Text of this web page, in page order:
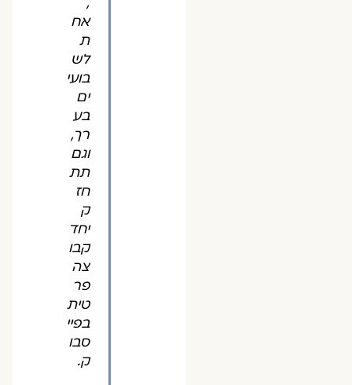
אח
ת
לש
בועי
ים
בע
רך,
וגם
תת
חז
ק
יחד
קבו
צה
פר
טית
בפיי
סבו
ק.